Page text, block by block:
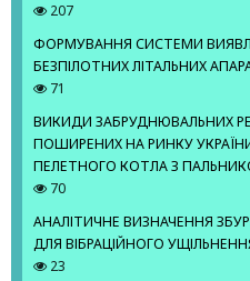
207
ФОРМУВАННЯ СИСТЕМИ
БЕЗПІЛОТНИХ ЛІТАЛЬНИХ
71
ВИКИДИ ЗАБРУДНЮВАЛЬНИХ
ПОШИРЕНИХ НА РИНКУ
ПЕЛЕТНОГО КОТЛА З
70
АНАЛІТИЧНЕ ВИЗНАЧЕННЯ
ДЛЯ ВІБРАЦІЙНОГО
23